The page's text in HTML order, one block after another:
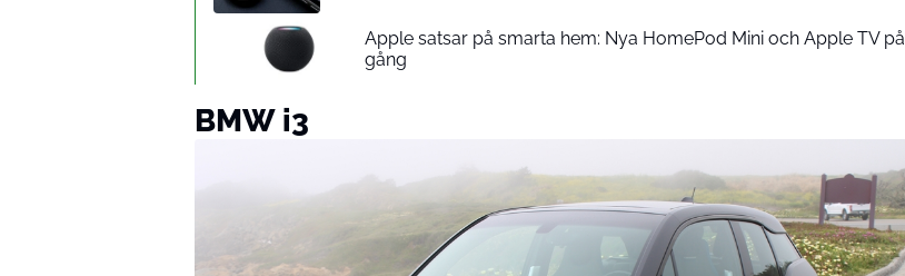
Apple satsar på smarta hem: Nya HomePod Mini och Apple TV på
gång
BMW i3